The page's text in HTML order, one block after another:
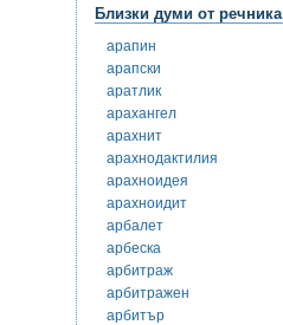
Близки думи от речника
арапин
арапски
аратлик
арахангел
арахнит
арахнодактилия
арахноидея
арахноидит
арбалет
арбеска
арбитраж
арбитражен
арбитър